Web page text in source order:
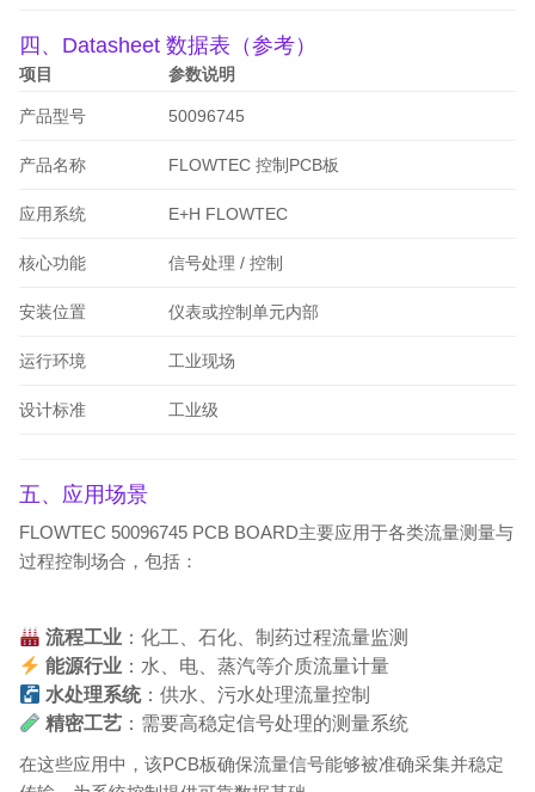
四、Datasheet 数据表（参考）
项目 参数说明
产品型号 50096745
产品名称 FLOWTEC 控制PCB板
应用系统 E+H FLOWTEC
核心功能 信号处理 / 控制
安装位置 仪表或控制单元内部
运行环境 工业现场
设计标准 工业级
五、应用场景
FLOWTEC 50096745 PCB BOARD主要应用于各类流量测量与
过程控制场合，包括：
流程工业 ：化工、石化、制药过程流量监测
能源行业 ：水、电、蒸汽等介质流量计量
水处理系统：供水、污水处理流量控制
精密工艺 ：需要高稳定信号处理的测量系统
在这些应用中，该PCB板确保流量信号能够被准确采集并稳定